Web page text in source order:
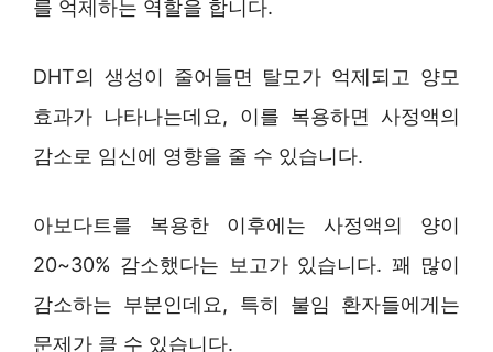
를 억제하는 역할을 합니다.
DHT의 생성이 줄어들면 탈모가 억제되고 양모
효과가 나타나는데요, 이를 복용하면 사정액의
감소로 임신에 영향을 줄 수 있습니다.
아보다트를 복용한 이후에는 사정액의 양이
20~30% 감소했다는 보고가 있습니다. 꽤 많이
감소하는 부분인데요, 특히 불임 환자들에게는
문제가 클 수 있습니다.